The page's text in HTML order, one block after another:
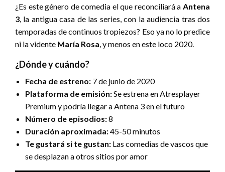
¿Es este género de comedia el que reconciliará a Antena
3, la antigua casa de las series, con la audiencia tras dos
temporadas de continuos tropiezos? Eso ya no lo predice
ni la vidente María Rosa, y menos en este loco 2020.
¿Dónde y cuándo?
Fecha de estreno: 7 de junio de 2020
Plataforma de emisión:Se estrena en Atresplayer
Premium y podría llegar a Antena 3 en el futuro
Número de episodios:8
Duración aproximada:45-50 minutos
Te gustará si te gustan: Las comedias de vascos que
se desplazan a otros sitios por amor